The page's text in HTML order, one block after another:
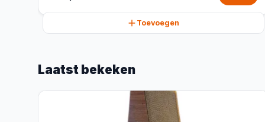
Toevoegen
Laatst bekeken